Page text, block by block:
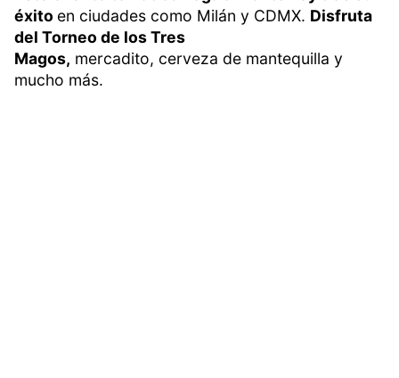
éxito en ciudades como Milán y CDMX. Disfruta
del Torneo de los Tres
Magos, mercadito, cerveza de mantequilla y
mucho más.